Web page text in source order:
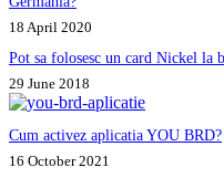
18 April 2020
Pot sa folosesc un card Nickel la
29 June 2018
Cum activez aplicatia YOU BRD?
16 October 2021